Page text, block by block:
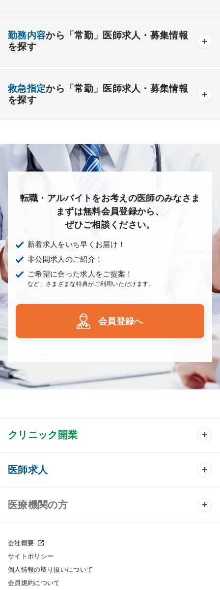
整形外科 形成外科 美容外科
その他
心療内科 泌尿器科 眼科 耳鼻咽喉科
皮膚科
放射線科 救命救急科 病理科 その他
外来のみの勤務可能 給与インセンティブ制度あり
夜間当直なしの勤務可
後期研修可能 週4日の勤務可能
オンコールなしの勤務可能 セカンドキャリア歓迎
療養＋精神
勤務内容から「常勤」医師求人・募集情報
を探す
検査
救急指定から「常勤」医師求人・募集情報
を探す
転職・アルバイトをお考えの医師のみなさま
まずは無料会員登録から、
ぜひご相談ください。
新着求人をいち早くお届け！
非公開求人のご紹介！
ご希望に合った求人をご提案！
など、さまざまな特典がご利用いただけます。
会員登録へ
クリニック開業
クリニック開業 TOP
クリニック物件検索
クリニックの開業スタイル
クリニック開業までの流れ
医師求人
医師求人 TOP
常勤求人検索
非常勤求人検索
スポット求人検索
医療機関の方
採用をお考えの医療機関の方
会社概要
サイトポリシー
個人情報の取り扱いについて
会員規約について